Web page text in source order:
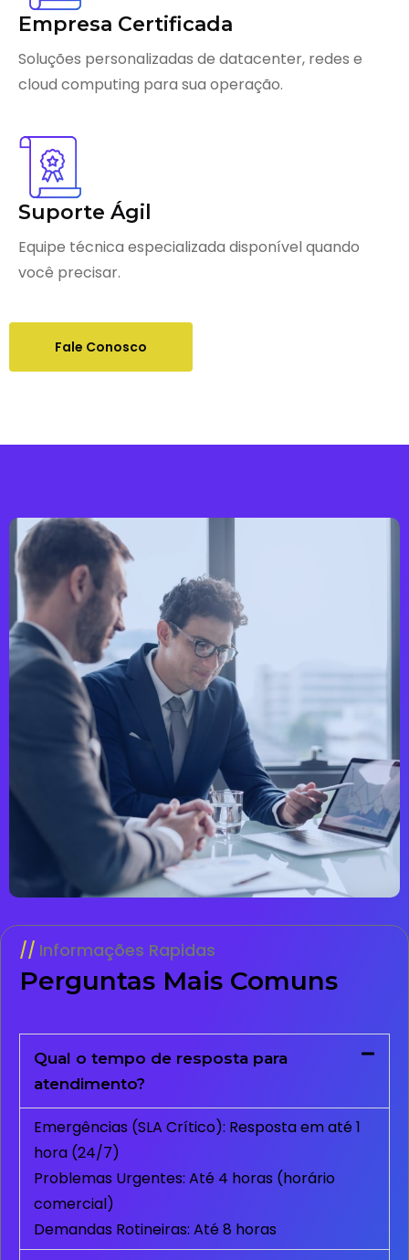
Empresa Certificada
Soluções personalizadas de datacenter, redes e
cloud computing para sua operação.
Suporte Ágil
Equipe técnica especializada disponível quando
você precisar.
Fale Conosco
Informações Rapidas
Perguntas Mais Comuns
Qual o tempo de resposta para
atendimento?
Emergências (SLA Crítico): Resposta em até 1
hora (24/7)
Problemas Urgentes: Até 4 horas (horário
comercial)
Demandas Rotineiras: Até 8 horas